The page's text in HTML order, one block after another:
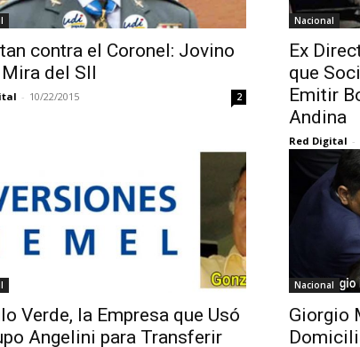
contra el Coronel: Jovino
del SII
- 10/22/2015 2
Nacional
Ex
que
Emitir
Andina
Red Digital -
Verde, la Empresa que Usó
Angelini para Transferir
Nacional
Giorgio